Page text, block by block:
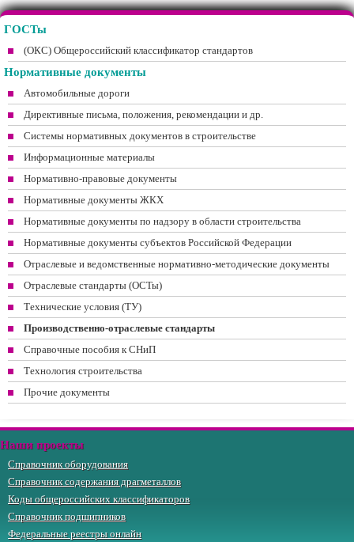
ГОСТы
(ОКС) Общероссийский классификатор стандартов
Нормативные документы
Автомобильные дороги
Директивные письма, положения, рекомендации и др.
Системы нормативных документов в строительстве
Информационные материалы
Нормативно-правовые документы
Нормативные документы ЖКХ
Нормативные документы по надзору в области строительства
Нормативные документы субъектов Российской Федерации
Отраслевые и ведомственные нормативно-методические документы
Отраслевые стандарты (ОСТы)
Технические условия (ТУ)
Производственно-отраслевые стандарты
Справочные пособия к СНиП
Технология строительства
Прочие документы
Наши проекты
Справочник оборудования
Справочник содержания драгметаллов
Коды общероссийских классификаторов
Справочник подшипников
Федеральные реестры онлайн